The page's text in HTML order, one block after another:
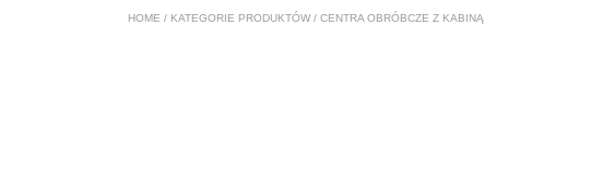
HOME / KATEGORIE PRODUKTÓW/ CENTRA OBRÓBCZE Z KABINĄ